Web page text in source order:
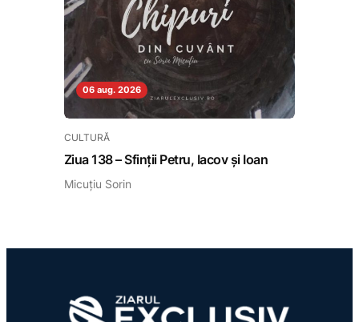
06 aug. 2026
CULTURĂ
Ziua 138 – Sfinții Petru, Iacov și Ioan
Micuțiu Sorin